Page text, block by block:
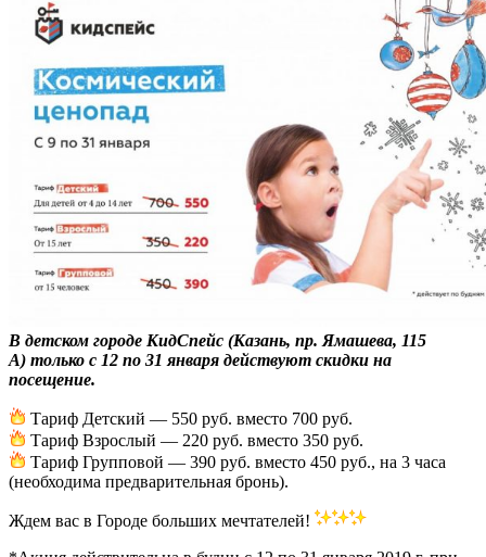
В детском городе КидСпейс (Казань, пр. Ямашева, 115
А) только с 12 по 31 января действуют скидки на
посещение.
Тариф Детский — 550 руб. вместо 700 руб.
Тариф Взрослый — 220 руб. вместо 350 руб.
Тариф Групповой — 390 руб. вместо 450 руб., на 3 часа
(необходима предварительная бронь).
Ждем вас в Городе больших мечтателей!